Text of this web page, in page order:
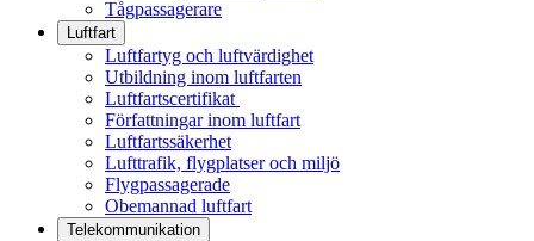
Tågpassagerare
Luftfart
Luftfartyg och luftvärdighet
Utbildning inom luftfarten
Luftfartscertifikat
Författningar inom luftfart
Luftfartssäkerhet
Lufttrafik, flygplatser och miljö
Flygpassagerade
Obemannad luftfart
Telekommunikation